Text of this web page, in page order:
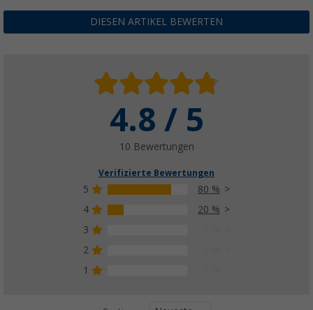
ab 129,30 €UVP 154,95 €
DIESEN ARTIKEL BEWERTEN
4.8 / 5
10 Bewertungen
Verifizierte Bewertungen
5
80 %
4
20 %
3
2
1